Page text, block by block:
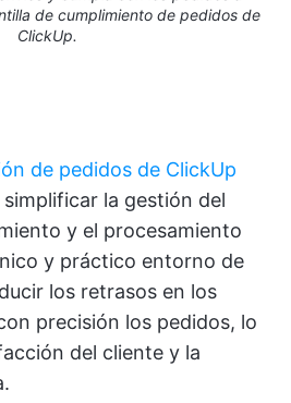
de cumplimiento de pedidos de
ClickUp.
de pedidos de ClickUp
la gestión del
y el procesamiento
y práctico entorno de
los retrasos en los
precisión los pedidos, lo
del cliente y la